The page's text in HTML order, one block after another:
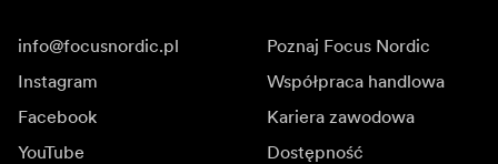
info@focusnordic.pl
Instagram
Facebook
YouTube
Poznaj Focus Nordic
Współpraca handlowa
Kariera zawodowa
Dostępność